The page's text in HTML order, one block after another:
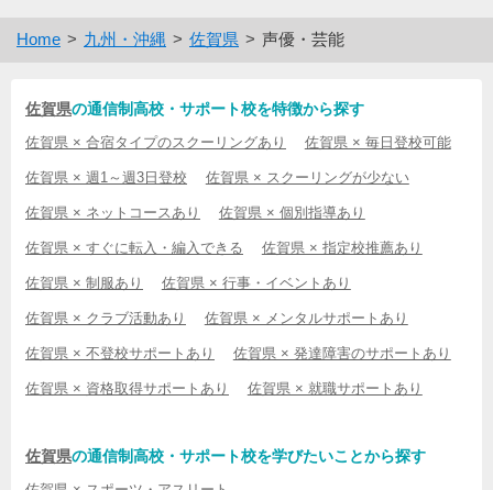
Home 九州・沖縄 佐賀県 声優・芸能
佐賀県の通信制高校・サポート校を特徴から探す
佐賀県 × 合宿タイプのスクーリングあり 佐賀県 × 毎日登校可能
佐賀県 × 週1～週3日登校 佐賀県 × スクーリングが少ない
佐賀県 × ネットコースあり 佐賀県 × 個別指導あり
佐賀県 × すぐに転入・編入できる 佐賀県 × 指定校推薦あり
佐賀県 × 制服あり 佐賀県 × 行事・イベントあり
佐賀県 × クラブ活動あり 佐賀県 × メンタルサポートあり
佐賀県 × 不登校サポートあり 佐賀県 × 発達障害のサポートあり
佐賀県 × 資格取得サポートあり 佐賀県 × 就職サポートあり
佐賀県の通信制高校・サポート校を学びたいことから探す